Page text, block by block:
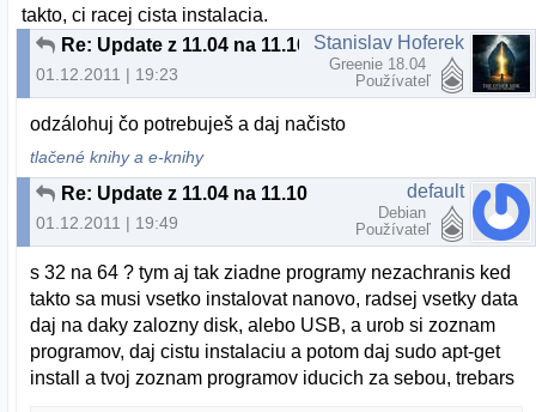
takto, ci racej cista instalacia.
Re: Update z 11.04 na 11.10
01.12.2011 | 19:23
Stanislav Hoferek
Greenie 18.04
Používateľ
odzálohuj čo potrebuješ a daj načisto
tlačené knihy a e-knihy
Re: Update z 11.04 na 11.10
01.12.2011 | 19:49
default
Debian
Používateľ
s 32 na 64 ? tym aj tak ziadne programy nezachranis ked
takto sa musi vsetko instalovat nanovo, radsej vsetky data
daj na daky zalozny disk, alebo USB, a urob si zoznam
programov, daj cistu instalaciu a potom daj sudo apt-get
install a tvoj zoznam programov iducich za sebou, trebars